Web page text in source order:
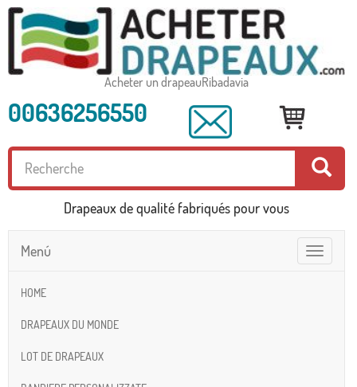
Acheter un drapeauRibadavia
00636256550
Drapeaux de qualité fabriqués pour vous
Toggle
navigation
Menú
HOME
DRAPEAUX DU MONDE
LOT DE DRAPEAUX